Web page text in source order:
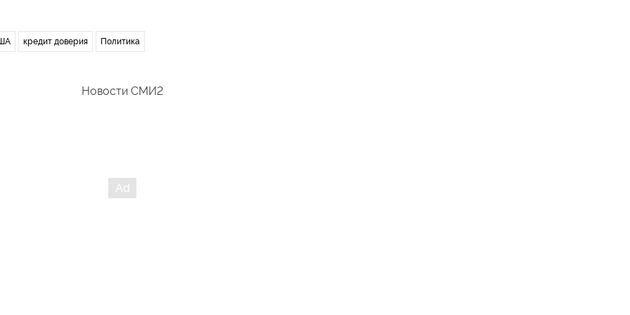
кредит доверия Политика
Новости СМИ2